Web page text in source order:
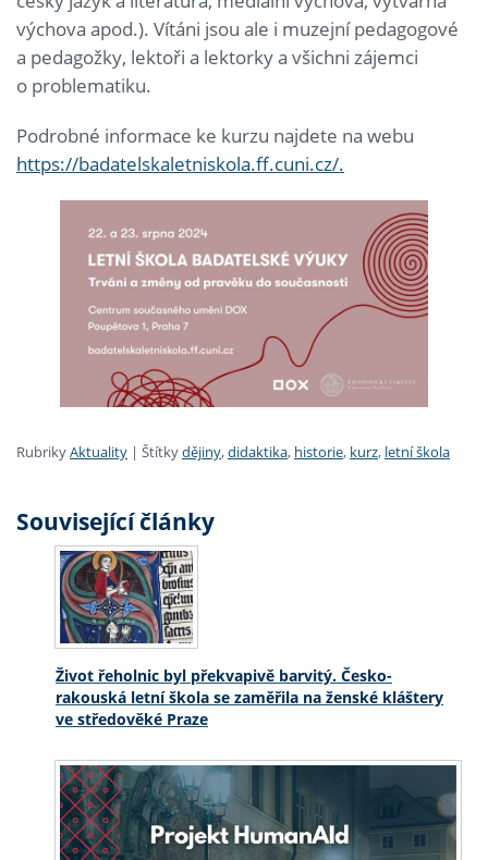
výchova apod.). Vítáni jsou ale i muzejní pedagogové
a pedagožky, lektoři a lektorky a všichni zájemci
o problematiku.
Podrobné informace ke kurzu najdete na webu
https://badatelskaletniskola.ff.cuni.cz/.
RubrikyAktuality | Štítkydějiny,didaktika, historie, kurz, letní škola
Související články
Život řeholnic byl překvapivě barvitý. Česko-
rakouská letní škola se zaměřila na ženské kláštery
ve středověké Praze